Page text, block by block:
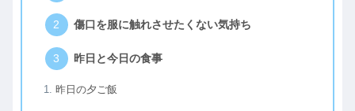
傷口を服に触れさせたくない気持ち
昨日と今日の食事
昨日の夕ご飯